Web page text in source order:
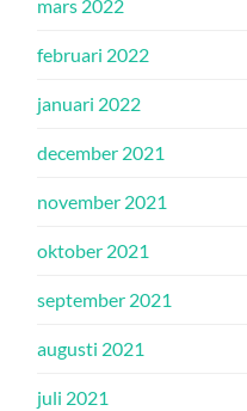
mars 2022
februari 2022
januari 2022
december 2021
november 2021
oktober 2021
september 2021
augusti 2021
juli 2021